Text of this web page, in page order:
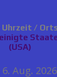
Uhrzeit /
(USA)